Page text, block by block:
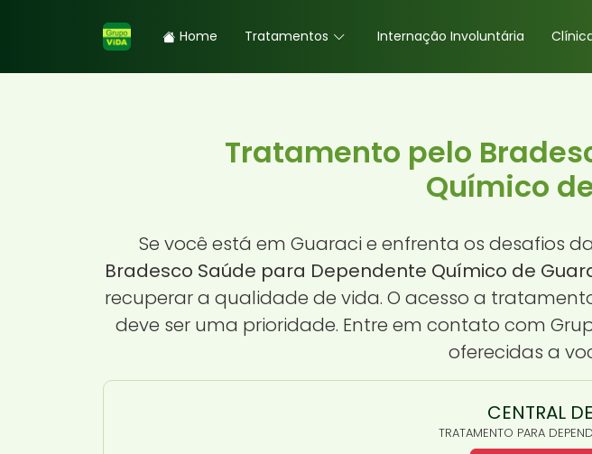
Home Tratamentos Internação Involuntária
Tratamento pelo
Químico
Se você está em Guaraci e enfrenta os desafios
Bradesco Saúde para Dependente Químico de
recuperar a qualidade de vida. O acesso a
deve ser uma prioridade. Entre em contato com
oferecidas a
CENTRAL
TRATAMENTO PARA